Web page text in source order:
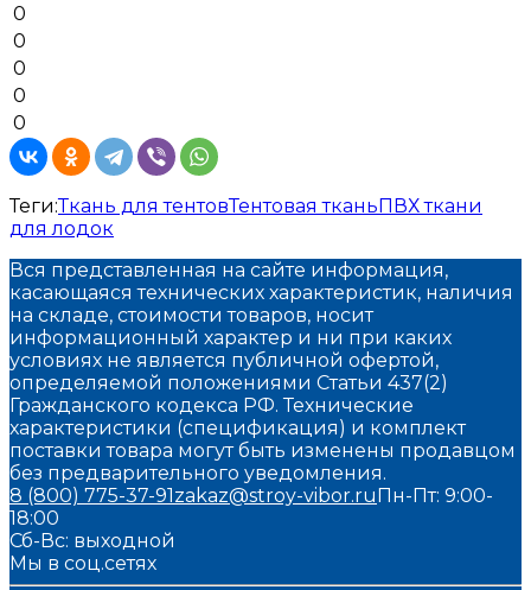
0
0
0
0
0
Теги:Ткань для тентовТентовая тканьПВХ ткани
для лодок
Вся представленная на сайте информация,
касающаяся технических характеристик, наличия
на складе, стоимости товаров, носит
информационный характер и ни при каких
условиях не является публичной офертой,
определяемой положениями Статьи 437(2)
Гражданского кодекса РФ. Технические
характеристики (спецификация) и комплект
поставки товара могут быть изменены продавцом
без предварительного уведомления.
8 (800) 775-37-91zakaz@stroy-vibor.ruПн-Пт: 9:00-
18:00
Сб-Вс: выходной
Мы в соц.сетях